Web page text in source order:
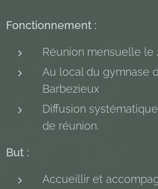
Fonctionnement :
Réunion mensuelle le
Au local du gymnase
Barbezieux
Diffusion
de réunion.
But :
Accueillir et